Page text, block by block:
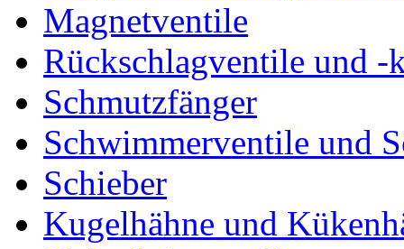
Magnetventile
Rückschlagventile und -
Schmutzfänger
Schwimmerventile und
Schieber
Kugelhähne und